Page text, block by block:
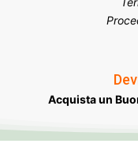
Acquista un